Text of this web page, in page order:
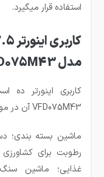
استفاده قرار میگیرد.
مدل VFD075M43
VFD075M43 آن در موارد زیر میباشد:
ماشین بسته بندی؛
رطوبت برای کشاورزی
غذایی؛ ماشین